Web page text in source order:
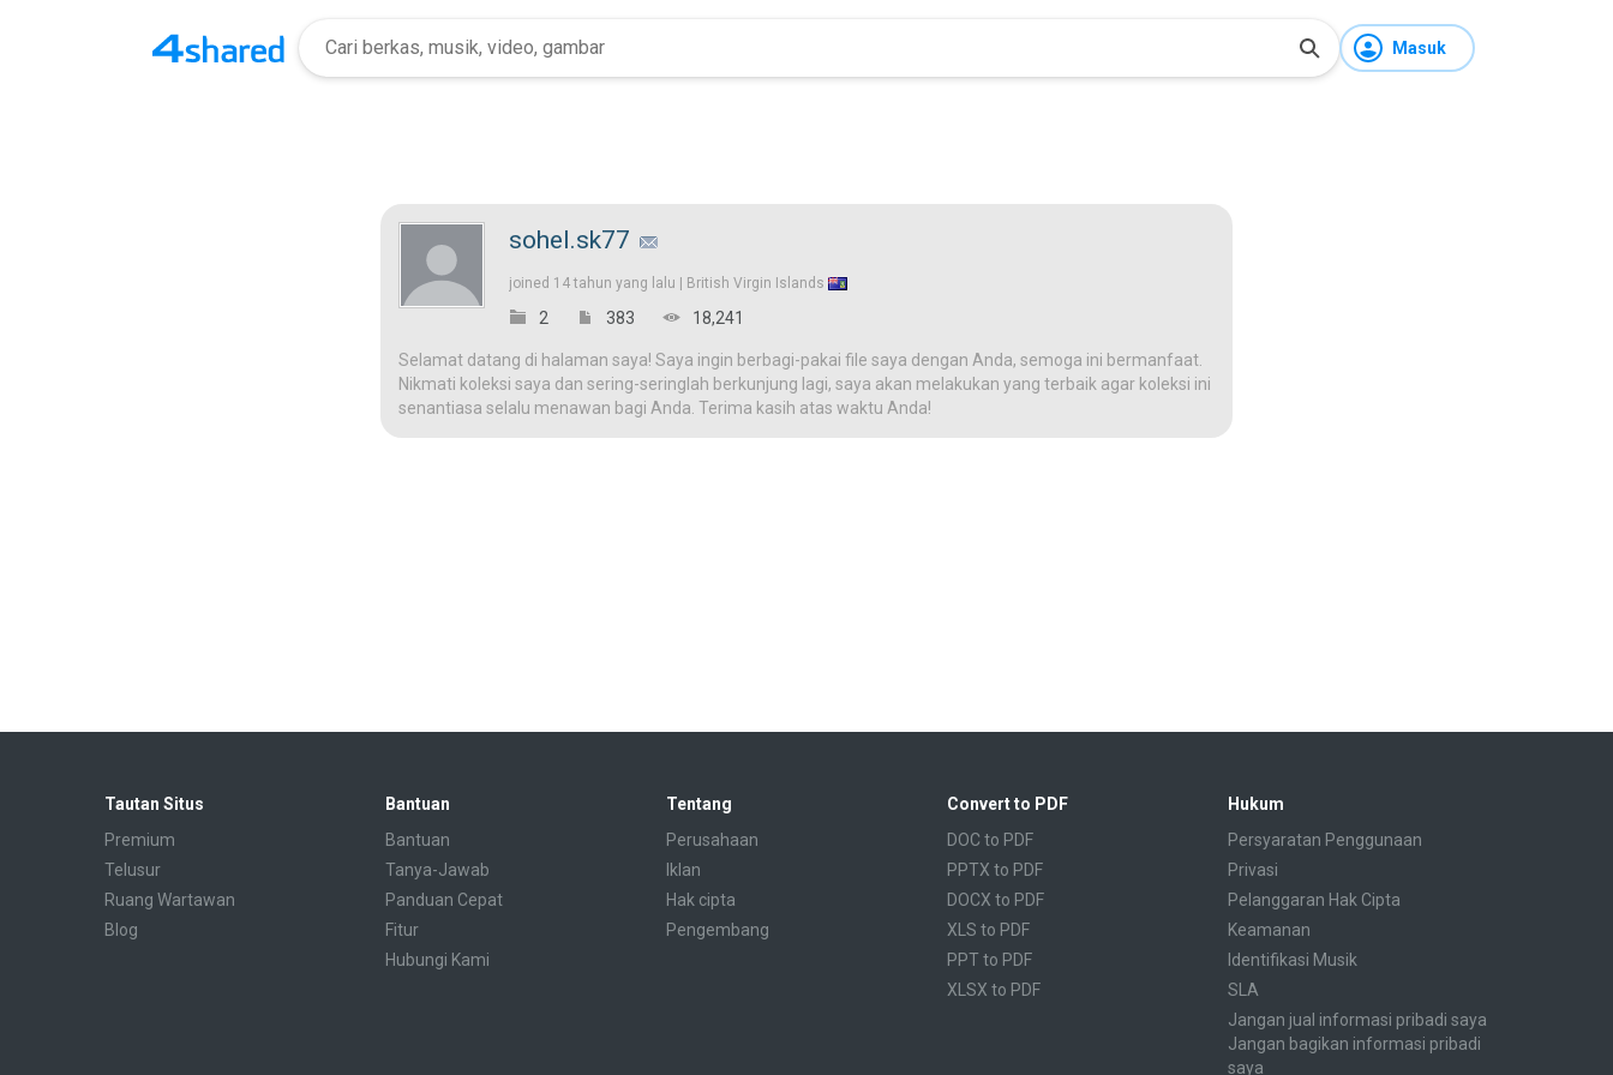
Masuk
sohel.sk77
joined 14 tahun yang lalu | British Virgin Islands
2 383 18,241
Selamat datang di halaman saya! Saya ingin berbagi-pakai file saya dengan Anda, semoga ini bermanfaat.
Nikmati koleksi saya dan sering-seringlah berkunjung lagi, saya akan melakukan yang terbaik agar koleksi ini
senantiasa selalu menawan bagi Anda. Terima kasih atas waktu Anda!
Tautan Situs
Premium
Telusur
Ruang Wartawan
Blog
Bantuan
Bantuan
Tanya-Jawab
Panduan Cepat
Fitur
Hubungi Kami
Tentang
Perusahaan
Iklan
Hak cipta
Pengembang
Convert to PDF
DOC to PDF
PPTX to PDF
DOCX to PDF
XLS to PDF
PPT to PDF
XLSX to PDF
Hukum
Persyaratan Penggunaan
Privasi
Pelanggaran Hak Cipta
Keamanan
Identifikasi Musik
SLA
Jangan jual informasi pribadi saya
Jangan bagikan informasi pribadi
saya